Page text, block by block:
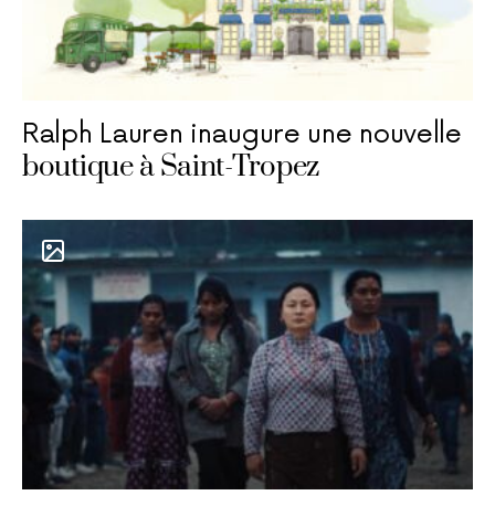
Ralph Lauren inaugure une nouvelle
boutique à Saint-Tropez